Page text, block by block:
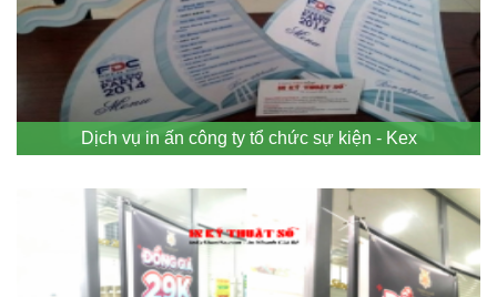
Dịch vụ in ấn công ty tổ chức sự kiện - Kex